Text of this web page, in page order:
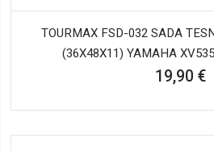
TOURMAX FSD-032 SADA
(36X48X11) YAMAHA
19,90 €